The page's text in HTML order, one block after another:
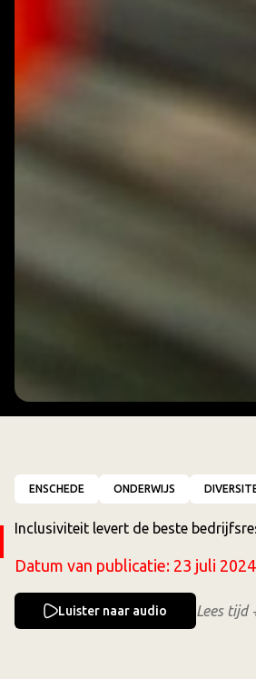
ENSCHEDE ONDERWIJS
Inclusiviteit levert de beste
Datum van publicatie: 23 juli 2024
Luister naar audio Lees tijd